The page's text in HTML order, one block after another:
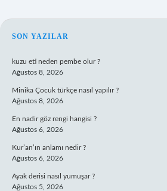
SIDEBAR
SON YAZILAR
kuzu eti neden pembe olur ?
Ağustos 8, 2026
Minika Çocuk türkçe nasıl yapılır ?
Ağustos 8, 2026
En nadir göz rengi hangisi ?
Ağustos 6, 2026
Kur’an’ın anlamı nedir ?
Ağustos 6, 2026
Ayak derisi nasıl yumuşar ?
Ağustos 5, 2026